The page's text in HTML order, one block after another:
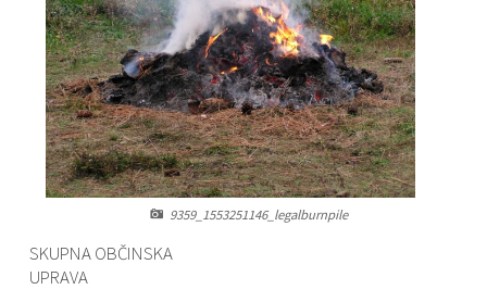
9359_1553251146_legalburnpile
SKUPNA OBČINSKA
UPRAVA
Varstvo osebnih podatkov
Informacije javnega značaja
Občinski časopis "Mali Rijtar"
Občinski predpisi
Galerija slik
Prostorski akti
Projekti občine
Druge koristne povezave